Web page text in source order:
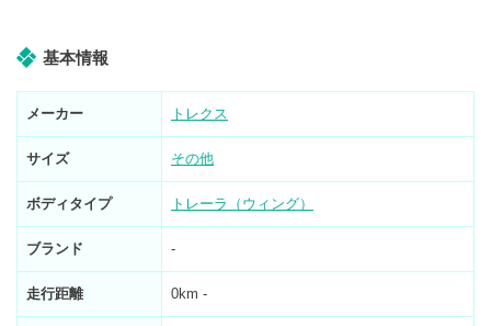
基本情報
メーカー トレクス
サイズ その他
ボディタイプ トレーラ（ウィング）
ブランド -
走行距離 0km -